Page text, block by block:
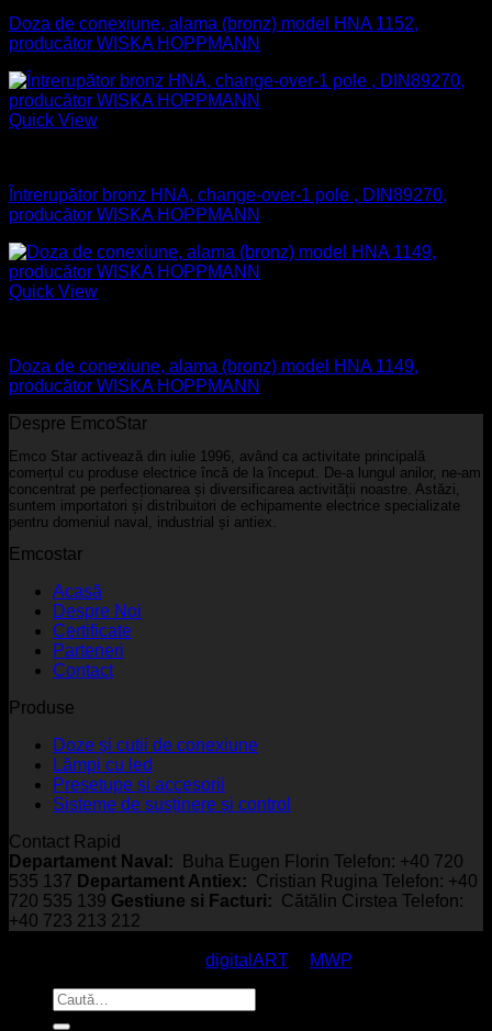
Doza de conexiune, alama (bronz) model HNA 1152,
producător WISKA HOPPMANN
Quick View
Întrerupător bronz HNA, change-over-1 pole , DIN89270,
producător WISKA HOPPMANN
Quick View
Doza de conexiune, alama (bronz) model HNA 1149,
producător WISKA HOPPMANN
Despre EmcoStar
Emco Star activează din iulie 1996, având ca activitate principală
comerțul cu produse electrice încă de la început. De-a lungul anilor, ne-am
concentrat pe perfecționarea și diversificarea activității noastre. Astăzi,
suntem importatori și distribuitori de echipamente electrice specializate
pentru domeniul naval, industrial și antiex.
Emcostar
Acasă
Despre Noi
Certificate
Parteneri
Contact
Produse
Doze și cutii de conexiune
Lămpi cu led
Presetupe și accesorii
Sisteme de susținere și control
Contact Rapid
Departament Naval:
Buha Eugen Florin Telefon: +40 720
535 137 Departament Antiex: Cristian Rugina Telefon: +40
720 535 139 Gestiune si Facturi: Cătălin Cirstea Telefon:
+40 723 213 212
digitalART
MWP
Caută
după: